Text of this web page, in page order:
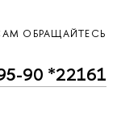
ОБРАЩАЙТЕСЬ
90 *22161